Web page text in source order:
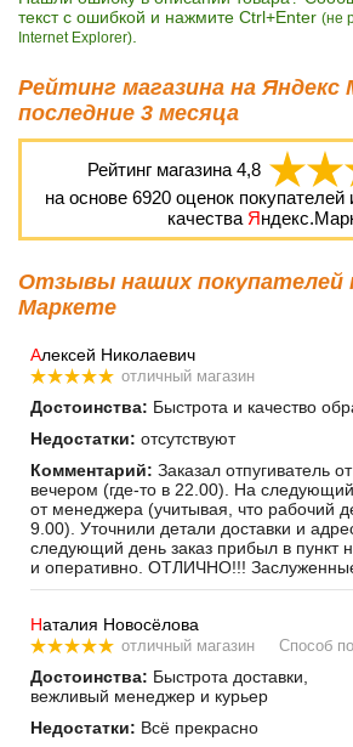
текст с ошибкой и нажмите Ctrl+Enter (не
Internet Explorer).
Рейтинг магазина на Яндекс
последние 3 месяца
Рейтинг магазина 4,8
на основе 6920 оценок
качества Я
Отзывы наших покупателей
Маркете
Алексей Николаевич
отличный магазин
Достоинства: Быстрота и качество
Недостатки: отсутствуют
Комментарий: Заказал отпугиватель
вечером (где-то в 22.00). На
от менеджера (учитывая, что рабочий
9.00). Уточнили детали доставки и
следующий день заказ прибыл в пункт
и оперативно. ОТЛИЧНО!!! Заслуженные
Наталия Новосёлова
отличный магазин
Способ
Достоинства: Быстрота доставки,
вежливый менеджер и курьер
Недостатки: Всё прекрасно